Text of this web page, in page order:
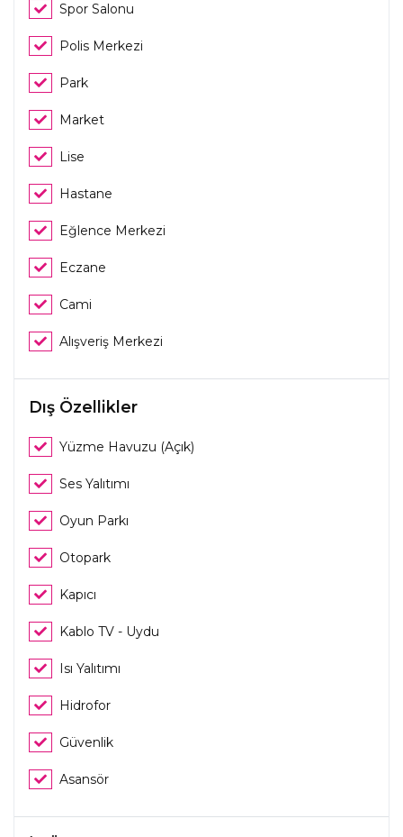
Spor Salonu
Polis Merkezi
Park
Market
Lise
Hastane
Eğlence Merkezi
Eczane
Cami
Alışveriş Merkezi
Dış Özellikler
Yüzme Havuzu (Açık)
Ses Yalıtımı
Oyun Parkı
Otopark
Kapıcı
Kablo TV - Uydu
Isı Yalıtımı
Hidrofor
Güvenlik
Asansör